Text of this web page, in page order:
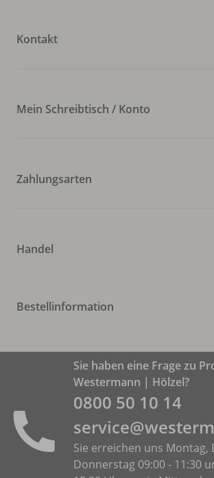
Kontakt
Mein Schreibtisch / Konto
Zahlungsarten
Handel
Bestellinformation
Sie haben eine Frage zu
Westermann | Hölzel?
0800 50 10 14
Sie erreichen uns Montag,
Donnerstag 09:00 - 11:30